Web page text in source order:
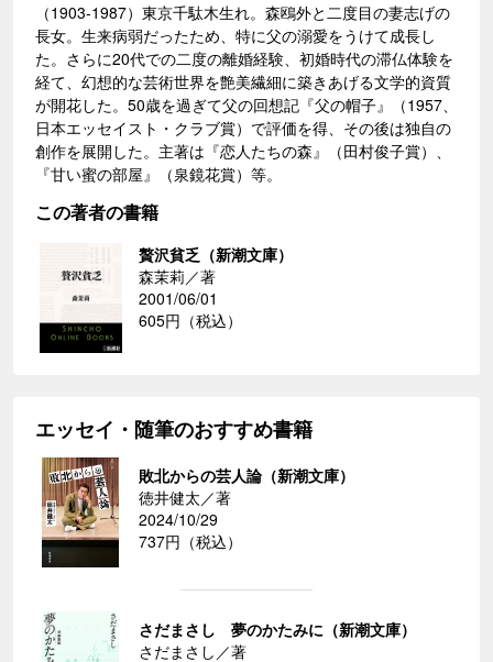
（1903-1987）東京千駄木生れ。森鴎外と二度目の妻志げの
長女。生来病弱だったため、特に父の溺愛をうけて成長し
た。さらに20代での二度の離婚経験、初婚時代の滞仏体験を
経て、幻想的な芸術世界を艶美繊細に築きあげる文学的資質
が開花した。50歳を過ぎて父の回想記『父の帽子』（1957、
日本エッセイスト・クラブ賞）で評価を得、その後は独自の
創作を展開した。主著は『恋人たちの森』（田村俊子賞）、
『甘い蜜の部屋』（泉鏡花賞）等。
この著者の書籍
贅沢貧乏（新潮文庫）
森茉莉／著
2001/06/01
605円（税込）
エッセイ・随筆のおすすめ書籍
敗北からの芸人論（新潮文庫）
徳井健太／著
2024/10/29
737円（税込）
さだまさし 夢のかたみに（新潮文庫）
さだまさし／著